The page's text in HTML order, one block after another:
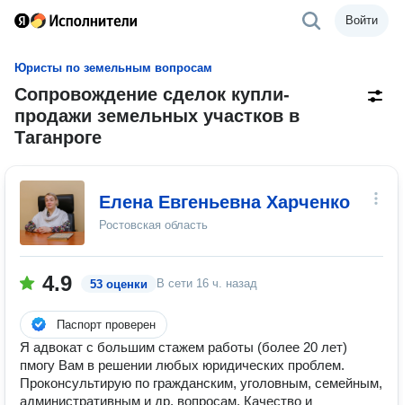
Войти
Юристы по земельным вопросам
Сопровождение сделок купли-
продажи земельных участков в
Таганроге
Елена Евгеньевна Харченко
Ростовская область
4.9 53 оценки В сети 16 ч. назад
Паспорт проверен
Я адвокат с большим стажем работы (более 20 лет)
пмогу Вам в решении любых юридических проблем.
Проконсультирую по гражданским, уголовным, семейным,
административным и др. вопросам. Качество и